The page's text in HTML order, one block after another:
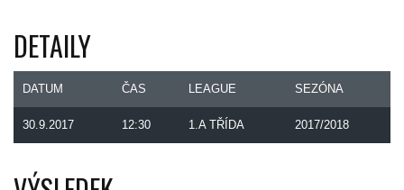
DETAILY
DATUM ČAS LEAGUE SEZÓNA
30.9.2017 12:30 1.A TŘÍDA 2017/2018